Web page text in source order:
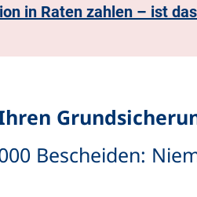
in Raten zahlen – ist
Bescheiden: